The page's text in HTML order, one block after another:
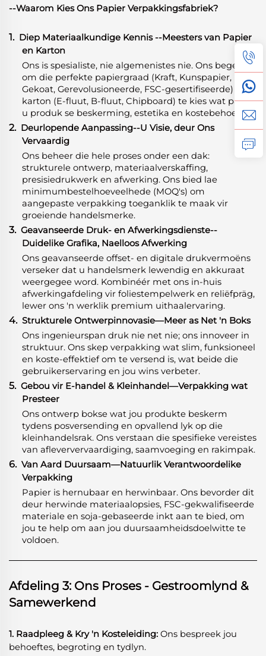
--Waarom Kies Ons Papier Verpakkingsfabriek?
1. Diep Materiaalkundige Kennis--Meesters van Papier
en Karton
Ons is spesialiste, nie algemenistes nie. Ons begelei u
om die perfekte papiergraad (Kraft, Kunspapier,
Gekoat, Gerevolusioneerde, FSC-gesertifiseerde) en
karton (E-fluut, B-fluut, Chipboard) te kies wat pas by
u produk se beskerming, estetika en kostebehoeftes.
2. Deurlopende Aanpassing--U Visie, deur Ons
Vervaardig
Ons beheer die hele proses onder een dak:
strukturele ontwerp, materiaalverskaffing,
presisiedrukwerk en afwerking. Ons bied lae
minimumbestelhoeveelhede (MOQ's) om
aangepaste verpakking toeganklik te maak vir
groeiende handelsmerke.
3. Geavanseerde Druk- en Afwerkingsdienste--
Duidelike Grafika, Naelloos Afwerking
Ons geavanseerde offset- en digitale drukvermoëns
verseker dat u handelsmerk lewendig en akkuraat
weergegee word. Kombinéér met ons in-huis
afwerkingafdeling vir foliestempelwerk en reliëfpräg,
lewer ons 'n werklik premium uithaalervaring.
4. Strukturele Ontwerpinnovasie—Meer as Net 'n Boks
Ons ingenieurspan druk nie net nie; ons innoveer in
struktuur. Ons skep verpakking wat slim, funksioneel
en koste-effektief om te versend is, wat beide die
gebruikerservaring en jou wins verbeter.
5. Gebou vir E-handel & Kleinhandel—Verpakking wat
Presteer
Ons ontwerp bokse wat jou produkte beskerm
tydens posversending en opvallend lyk op die
kleinhandelsrak. Ons verstaan die spesifieke vereistes
van afleververvaardiging, saamvoeging en rakimpak.
6. Van Aard Duursaam—Natuurlik Verantwoordelike
Verpakking
Papier is hernubaar en herwinbaar. Ons bevorder dit
deur herwinde materiaalopsies, FSC-gekwalifiseerde
materiale en soja-gebaseerde inkt aan te bied, om
jou te help om aan jou duursaamheidsdoelwitte te
voldoen.
Afdeling 3: Ons Proses - Gestroomlynd &
Samewerkend
1. Raadpleeg & Kry 'n Kosteleiding: Ons bespreek jou
behoeftes, begroting en tydlyn.